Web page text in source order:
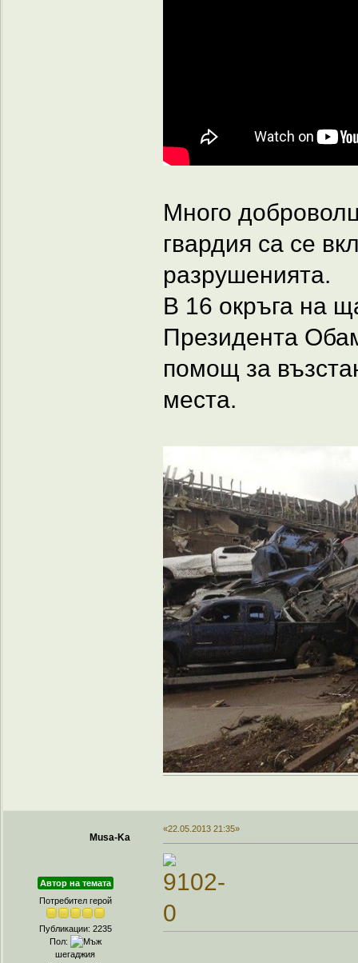
Много
гвардия са се
разрушенията.
В 16 окръга на
Президента
помощ за
места.
Musa-Ka
Автор на темата
Потребител герой
Публикации: 2235
Пол:
шегаджия
«22.05.2013 21:35»